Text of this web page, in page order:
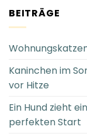
BEITRÄGE
Kaninchen im
vor Hitze
Ein Hund zieht
perfekten Start